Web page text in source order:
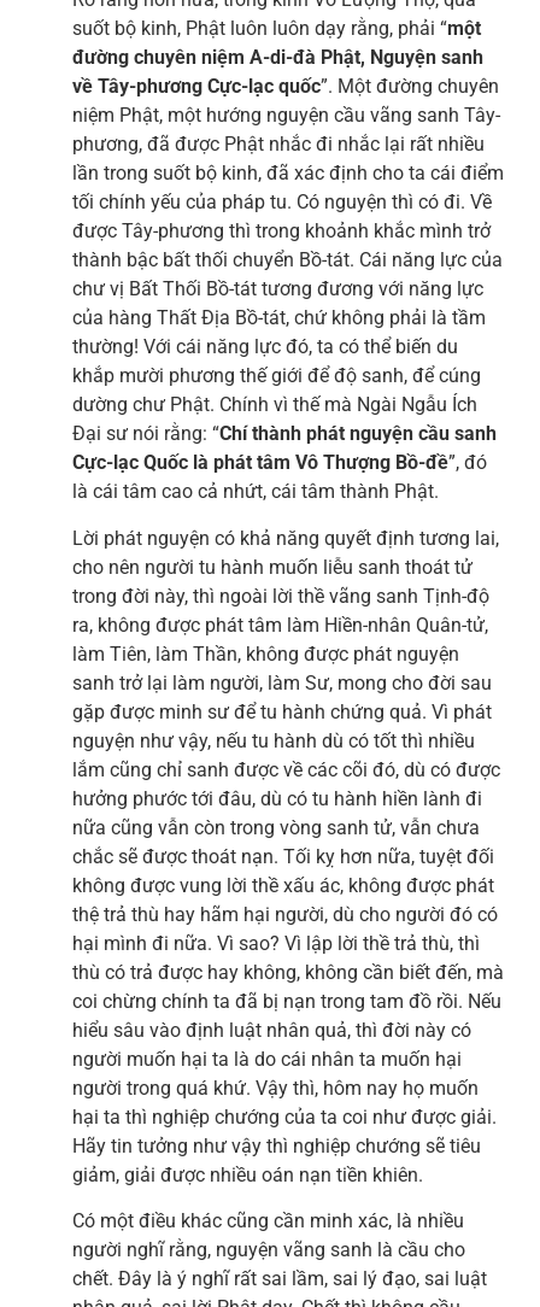
suốt bộ kinh, Phật luôn luôn dạy rằng, phải “một
đường chuyên niệm A-di-đà Phật, Nguyện sanh
về Tây-phương Cực-lạc quốc”. Một đường chuyên
niệm Phật, một hướng nguyện cầu vãng sanh Tây-
phương, đã được Phật nhắc đi nhắc lại rất nhiều
lần trong suốt bộ kinh, đã xác định cho ta cái điểm
tối chính yếu của pháp tu. Có nguyện thì có đi. Về
được Tây-phương thì trong khoảnh khắc mình trở
thành bậc bất thối chuyển Bồ-tát. Cái năng lực của
chư vị Bất Thối Bồ-tát tương đương với năng lực
của hàng Thất Địa Bồ-tát, chứ không phải là tầm
thường! Với cái năng lực đó, ta có thể biến du
khắp mười phương thế giới để độ sanh, để cúng
dường chư Phật. Chính vì thế mà Ngài Ngẫu Ích
Đại sư nói rằng: “Chí thành phát nguyện cầu sanh
Cực-lạc Quốc là phát tâm Vô Thượng Bồ-đề”, đó
là cái tâm cao cả nhứt, cái tâm thành Phật.
Lời phát nguyện có khả năng quyết định tương lai,
cho nên người tu hành muốn liễu sanh thoát tử
trong đời này, thì ngoài lời thề vãng sanh Tịnh-độ
ra, không được phát tâm làm Hiền-nhân Quân-tử,
làm Tiên, làm Thần, không được phát nguyện
sanh trở lại làm người, làm Sư, mong cho đời sau
gặp được minh sư để tu hành chứng quả. Vì phát
nguyện như vậy, nếu tu hành dù có tốt thì nhiều
lắm cũng chỉ sanh được về các cõi đó, dù có được
hưởng phước tới đâu, dù có tu hành hiền lành đi
nữa cũng vẫn còn trong vòng sanh tử, vẫn chưa
chắc sẽ được thoát nạn. Tối kỵ hơn nữa, tuyệt đối
không được vung lời thề xấu ác, không được phát
thệ trả thù hay hãm hại người, dù cho người đó có
hại mình đi nữa. Vì sao? Vì lập lời thề trả thù, thì
thù có trả được hay không, không cần biết đến, mà
coi chừng chính ta đã bị nạn trong tam đồ rồi. Nếu
hiểu sâu vào định luật nhân quả, thì đời này có
người muốn hại ta là do cái nhân ta muốn hại
người trong quá khứ. Vậy thì, hôm nay họ muốn
hại ta thì nghiệp chướng của ta coi như được giải.
Hãy tin tưởng như vậy thì nghiệp chướng sẽ tiêu
giảm, giải được nhiều oán nạn tiền khiên.
Có một điều khác cũng cần minh xác, là nhiều
người nghĩ rằng, nguyện vãng sanh là cầu cho
chết. Đây là ý nghĩ rất sai lầm, sai lý đạo, sai luật